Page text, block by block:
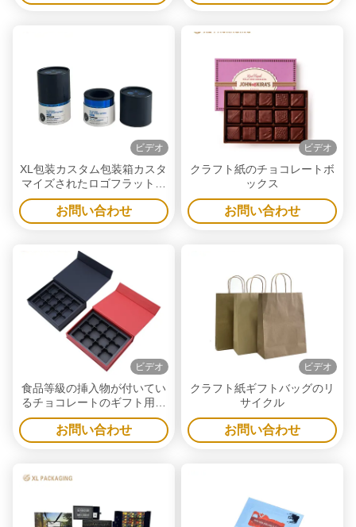
ボックス EVA 挿入 彫り金色
された表面 日常の小売プロモ
なブランディング
ビデオ
XL包装カスタム包装箱カスタ
マイズされたロゴフラットエ
ッジ紙管包装クラフト紙丸箱
包装チョコレートギフトキャ
ンディボックス
お問い合わせ
ビデオ
クラフト紙のチョコレートボ
ックス
お問い合わせ
ビデオ
食品等級の挿入物が付いてい
るチョコレートのギフト用の
箱再生利用できる黒いクラフ
ト紙箱
お問い合わせ
ビデオ
クラフト紙ギフトバッグのリ
サイクル
お問い合わせ